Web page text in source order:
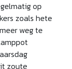
op
zoals hete
weg te
zoute